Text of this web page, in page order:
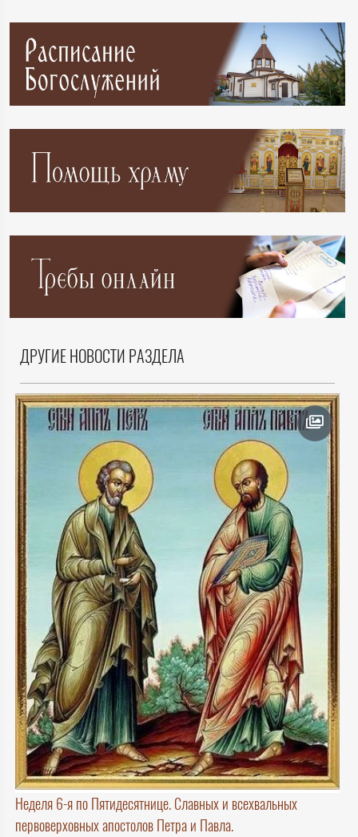
ДРУГИЕ НОВОСТИ РАЗДЕЛА
Неделя 6-я по Пятидесятнице. Славных и всехвальных
первоверховных апостолов Петра и Павла.